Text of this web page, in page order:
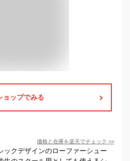
ョップでみる
価格と在庫を楽天でチェック >>
ックデザインのローファーシュー